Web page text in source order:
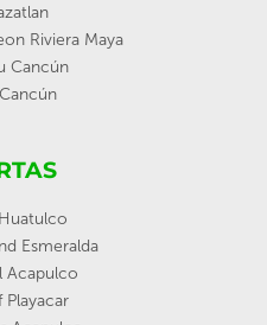
Riviera Maya
Cancún
Esmeralda
Acapulco
Playacar